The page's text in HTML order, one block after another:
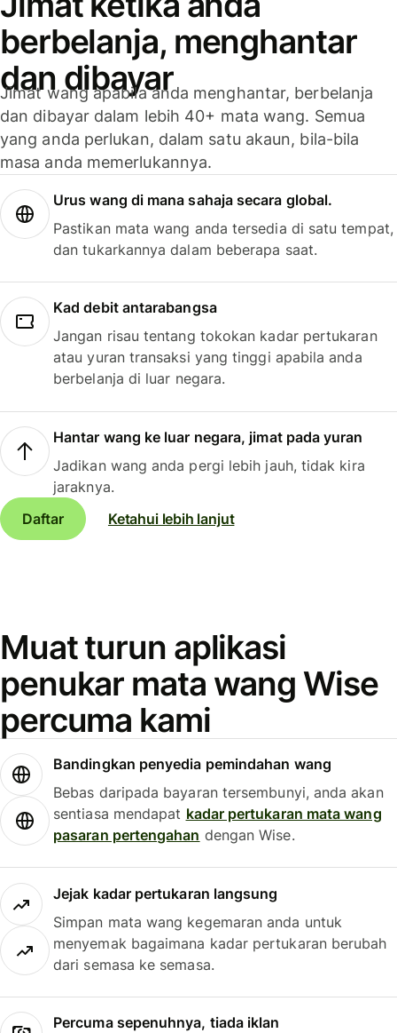
berbelanja, menghantar
dan dibayar
Jimat wang apabila anda menghantar, berbelanja
dan dibayar dalam lebih 40+ mata wang. Semua
yang anda perlukan, dalam satu akaun, bila-bila
masa anda memerlukannya.
Urus wang di mana sahaja secara global.
Pastikan mata wang anda tersedia di satu tempat,
dan tukarkannya dalam beberapa saat.
Kad debit antarabangsa
Jangan risau tentang tokokan kadar pertukaran
atau yuran transaksi yang tinggi apabila anda
berbelanja di luar negara.
Hantar wang ke luar negara, jimat pada yuran
Jadikan wang anda pergi lebih jauh, tidak kira
jaraknya.
Daftar
Ketahui lebih lanjut
Muat turun aplikasi
penukar mata wang Wise
percuma kami
Bandingkan penyedia pemindahan wang
Bebas daripada bayaran tersembunyi, anda akan
sentiasa mendapat kadar pertukaran mata wang
pasaran pertengahan dengan Wise.
Jejak kadar pertukaran langsung
Simpan mata wang kegemaran anda untuk
menyemak bagaimana kadar pertukaran berubah
dari semasa ke semasa.
Percuma sepenuhnya, tiada iklan